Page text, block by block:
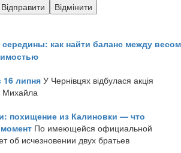
как найти баланс между весом
16 липня У Чернівцях відбулася акція
Михайла
похищение из Калиновки — что
По имеющейся официальной
об исчезновении двух братьев